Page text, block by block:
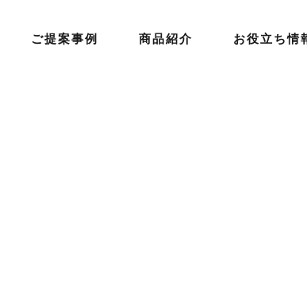
ご提案事例 商品紹介 お役立ち情